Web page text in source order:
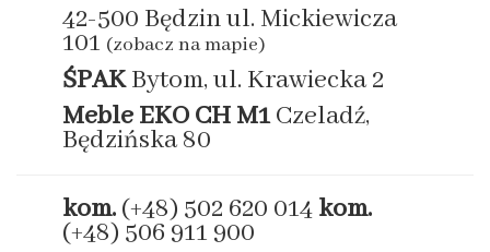
42-500 Będzin ul. Mickiewicza
101 (zobacz na mapie)
ŚPAKBytom, ul. Krawiecka 2
Meble EKO CH M1Czeladź,
Będzińska 80
kom. (+48) 502 620 014 kom.
(+48) 506 911 900